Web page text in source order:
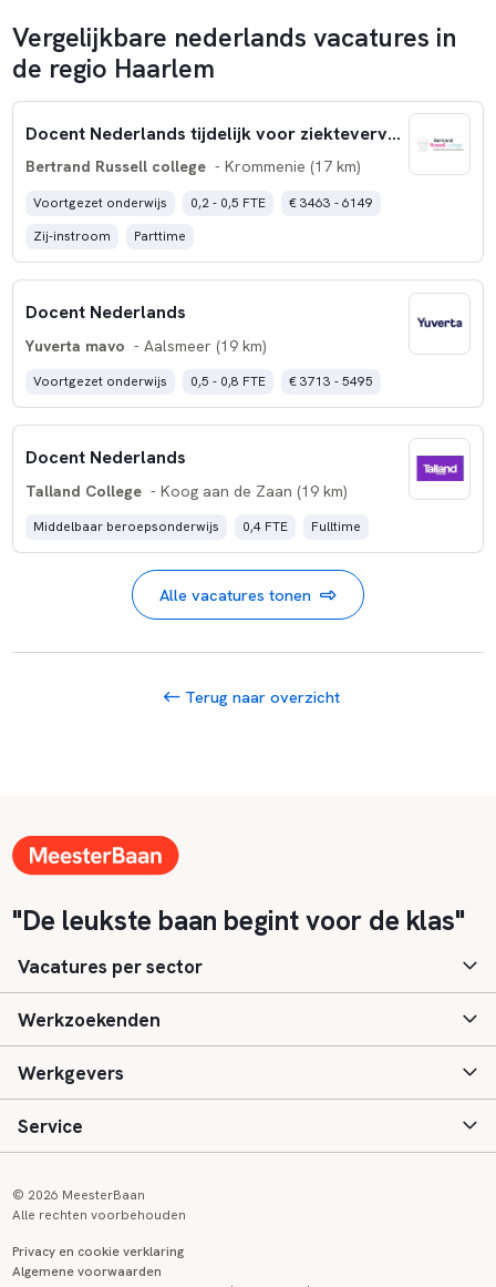
Vergelijkbare nederlands vacatures in
de regio Haarlem
Docent Nederlands tijdelijk voor ziektevervanging
Bertrand Russell college - Krommenie (17 km)
Voortgezet onderwijs 0,2 - 0,5 FTE
€ 3463 - 6149
Zij-instroom
Parttime
Docent Nederlands
Yuverta mavo - Aalsmeer (19 km)
Voortgezet onderwijs 0,5 - 0,8 FTE € 3713 - 5495
Docent Nederlands
Talland College - Koog aan de Zaan (19 km)
Middelbaar beroepsonderwijs 0,4 FTE Fulltime
Alle vacatures tonen
Terug naar overzicht
"De leukste baan begint voor de klas"
Vacatures per sector
Basisonderwijs
Speciaal (basis) onderwijs
Voortgezet onderwijs
Werkzoekenden
Aanmelden
Vacatures
Werkgevers
Inloggen
Service
© 2026 MeesterBaan
Alle rechten voorbehouden
Privacy en cookie verklaring
Algemene voorwaarden